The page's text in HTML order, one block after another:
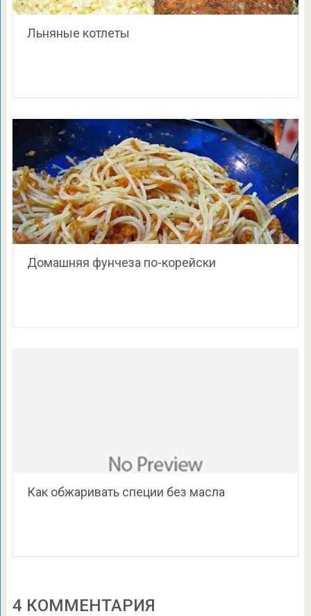
Льняные котлеты
Домашняя фунчеза по-корейски
Как обжаривать специи без масла
4 КОММЕНТАРИЯ